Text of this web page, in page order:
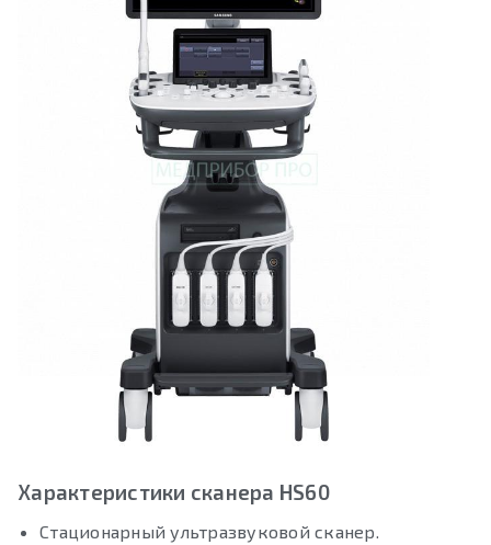
Характеристики сканера HS60
Стационарный ультразвуковой сканер.